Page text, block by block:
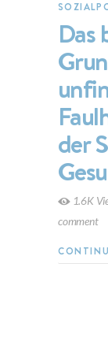
Das
der
1.6K
comment